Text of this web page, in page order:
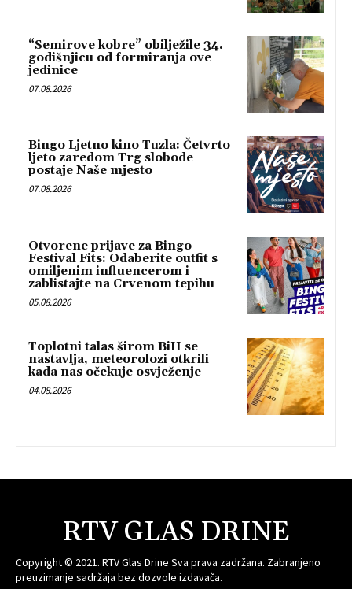
“Semirove kobre” obilježile 34.
godišnjicu od formiranja ove
jedinice
07.08.2026
Bingo Ljetno kino Tuzla: Četvrto
ljeto zaredom Trg slobode
postaje Naše mjesto
07.08.2026
Otvorene prijave za Bingo
Festival Fits: Odaberite outfit s
omiljenim influencerom i
zablistajte na Crvenom tepihu
05.08.2026
Toplotni talas širom BiH se
nastavlja, meteorolozi otkrili
kada nas očekuje osvježenje
04.08.2026
RTV GLAS DRINE
Copyright © 2021. RTV Glas Drine Sva prava zadržana. Zabranjeno
preuzimanje sadržaja bez dozvole izdavača.